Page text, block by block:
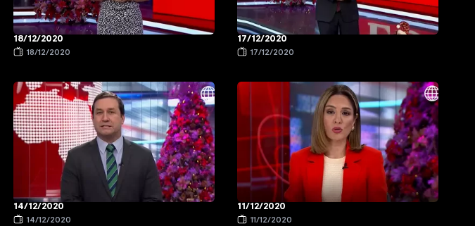
18/12/2020
18/12/2020
17/12/2020
17/12/2020
14/12/2020
14/12/2020
11/12/2020
11/12/2020